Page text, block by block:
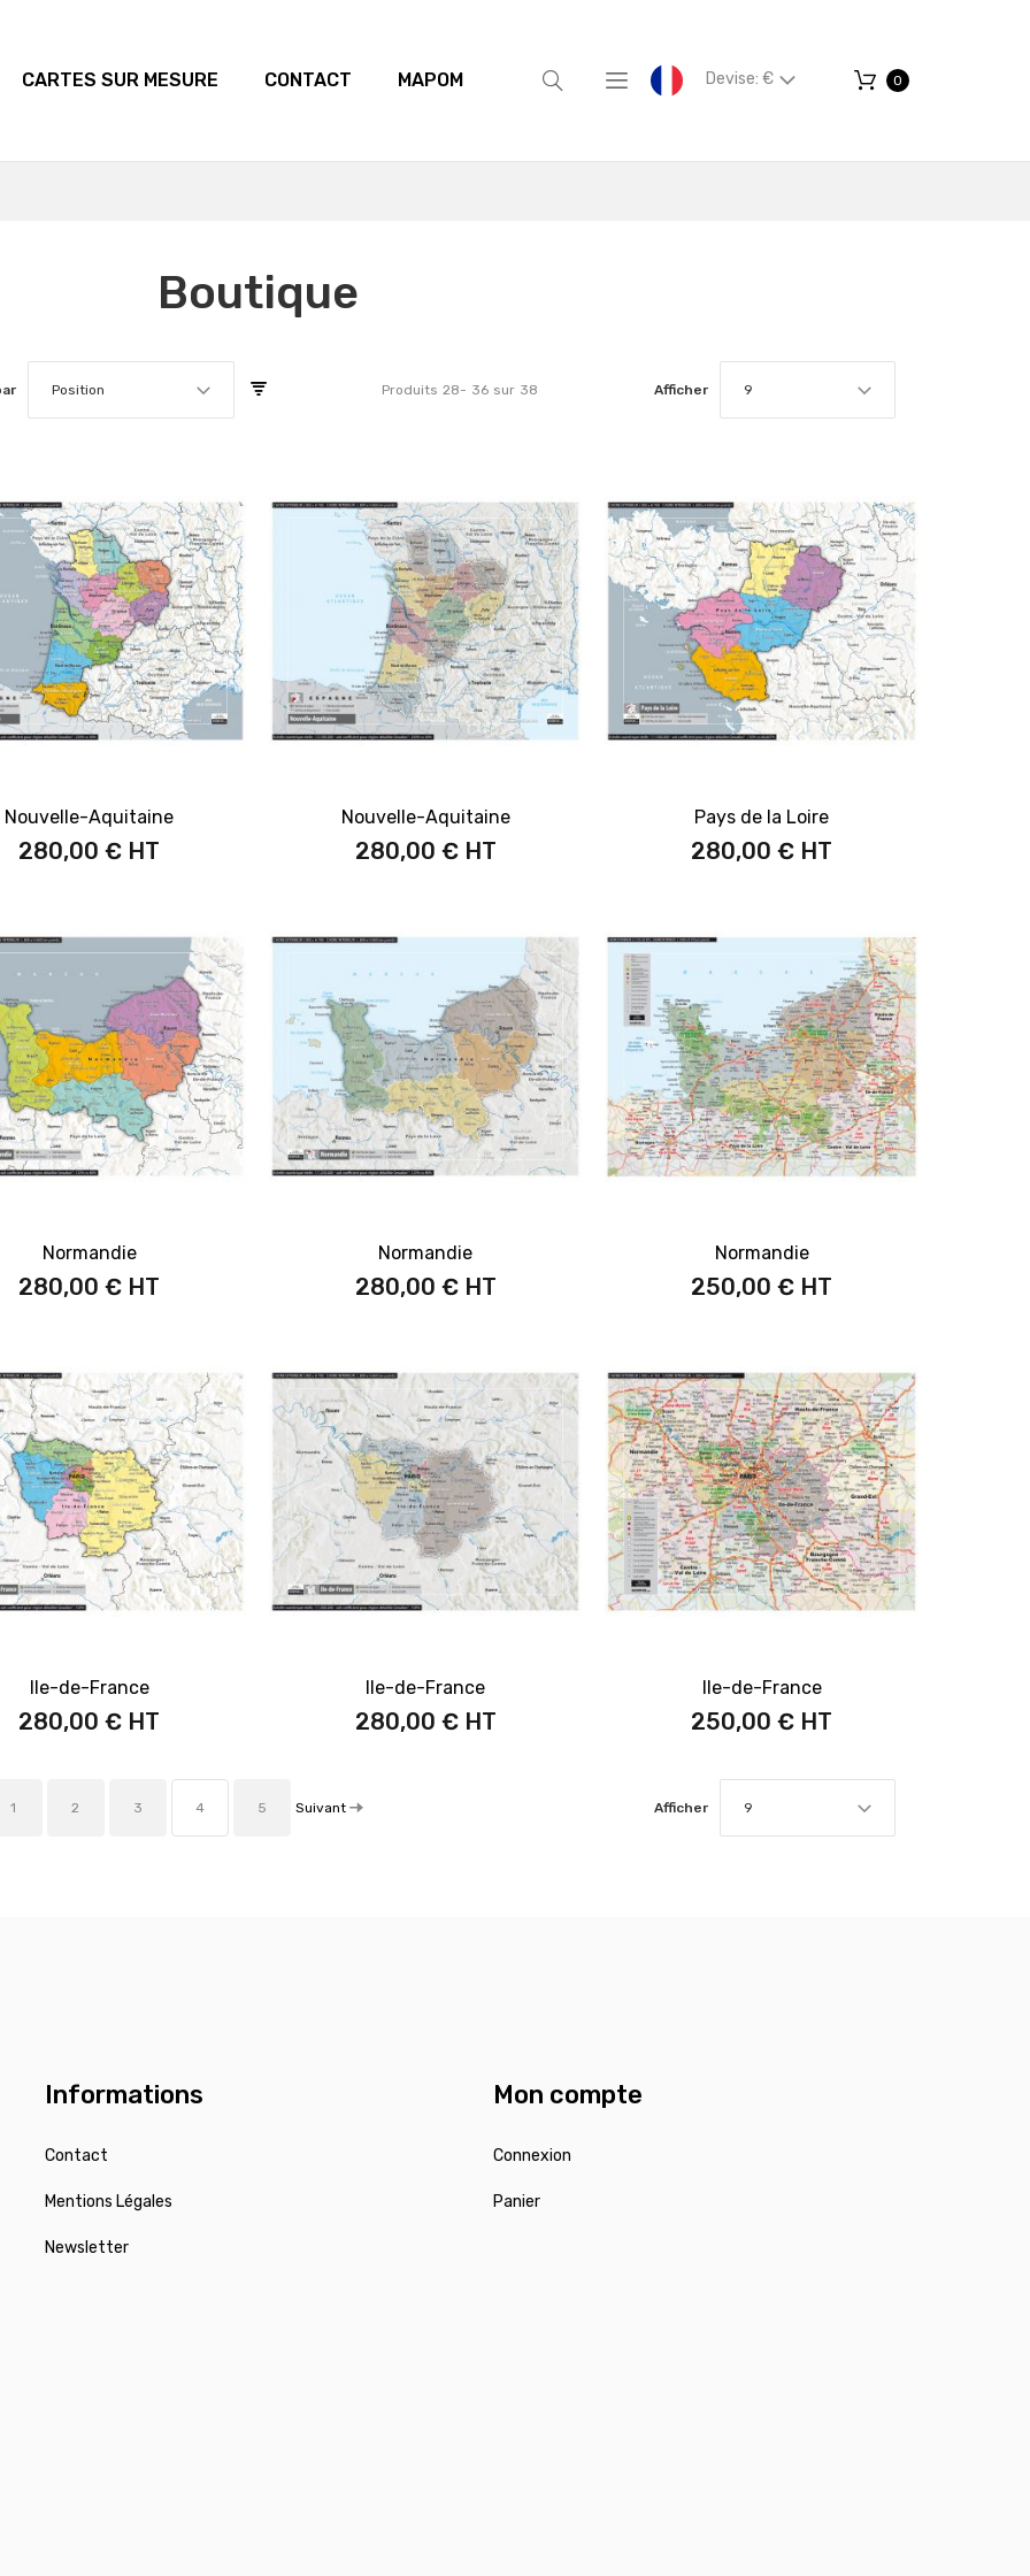
CARTES SUR MESURE CONTACT MAPOM Devise: € 0
Boutique
Position Produits 28- 36 sur 38 Afficher 9
Nouvelle-Aquitaine
280,00 €
Nouvelle-Aquitaine
280,00 €
Pays de la Loire
280,00 €
Normandie
280,00 €
Normandie
280,00 €
Normandie
250,00 €
Ile-de-France
280,00 €
Ile-de-France
280,00 €
Ile-de-France
250,00 €
Afficher 9
1 2 3 4 5 Suivant
Informations
Contact
Mentions Légales
Newsletter
Mon compte
Connexion
Panier